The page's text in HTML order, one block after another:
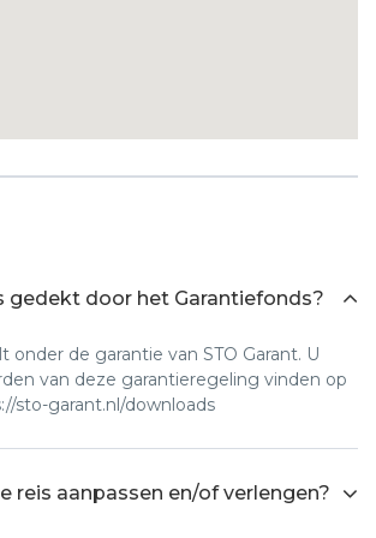
gedekt door het Garantiefonds?
onder de garantie van STO Garant. U
van deze garantieregeling vinden op
sto-garant.nl/downloads
reis aanpassen en/of verlengen?